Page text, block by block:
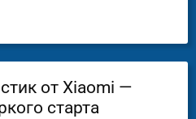
от Xiaomi —
старта